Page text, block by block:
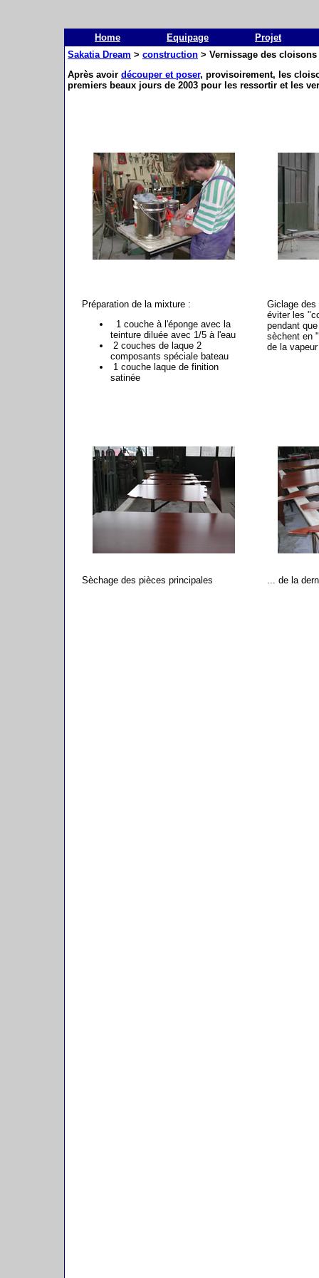
Home Equipage
Projet
Sakatia Dream > construction > Vernissage des
Après avoir découper et poser, provisoirement, les
premiers beaux jours de 2003 pour les ressortir et les
Préparation de la mixture :
1 couche à l'éponge avec la
teinture diluée avec 1/5 à l'eau
2 couches de laque 2
composants spéciale bateau
1 couche laque de finition
satinée
Giclage
éviter les
pendant
sèchent en
de la
Sèchage des pièces principales ... de la